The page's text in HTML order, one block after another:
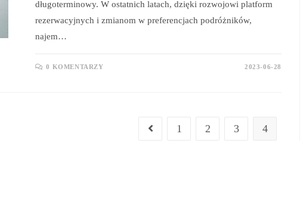
długoterminowy. W ostatnich latach, dzięki rozwojowi platform
rezerwacyjnych i zmianom w preferencjach podróżników,
najem…
0 KOMENTARZY 2023-06-28
1 2 3 4